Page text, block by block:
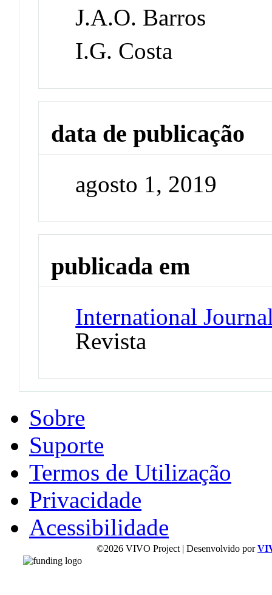
J.A.O. Barros
I.G. Costa
data de publicação
agosto 1, 2019
publicada em
International
Revista
Sobre
Suporte
Termos de Utilização
Privacidade
Acessibilidade
©2026 VIVO Project | Desenvolvido por